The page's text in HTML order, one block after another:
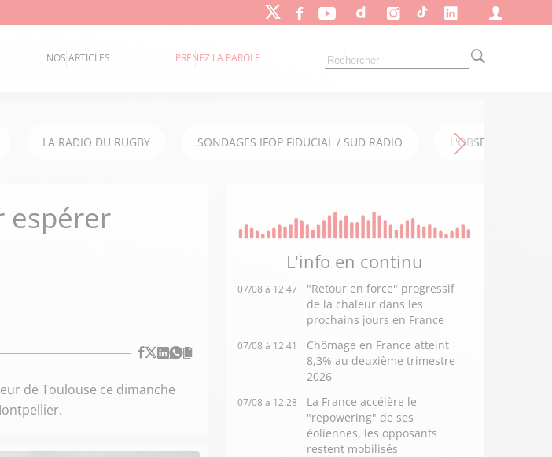
NOS ARTICLES PRENEZ LA PAROLE
LA RADIO DU RUGBY SONDAGES IFOP FIDUCIAL / SUD RADIO L'OBSERVATOIRE
espérer
de Toulouse ce dimanche
L'info en continu
07/08 à 12:47
"Retour en force" progressif
de la chaleur dans les
prochains jours en France
07/08 à 12:41
Chômage en France atteint
8,3% au deuxième trimestre
2026
07/08 à 12:28
La France accélère le
"repowering" de ses
éoliennes, les opposants
restent mobilisés